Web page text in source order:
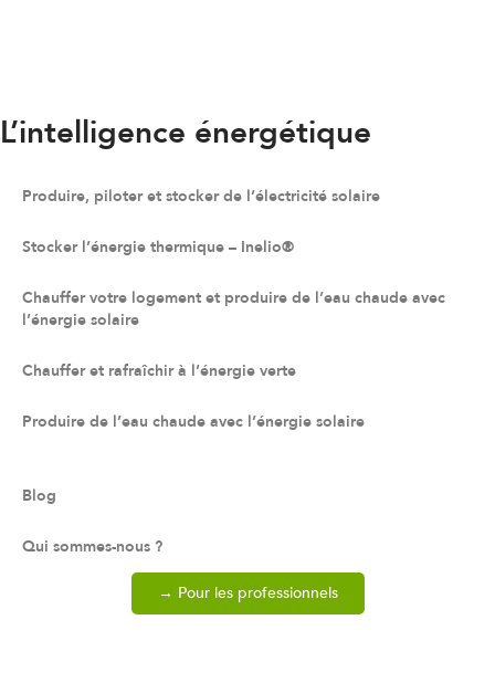
L’intelligence énergétique
Produire, piloter et stocker de l’électricité solaire
Stocker l’énergie thermique – Inelio®
Chauffer votre logement et produire de l’eau chaude avec
l’énergie solaire
Chauffer et rafraîchir à l’énergie verte
Produire de l’eau chaude avec l’énergie solaire
Blog
Qui sommes-nous ?
→ Pour les professionnels